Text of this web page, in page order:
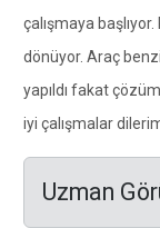
çalışmaya başlıyor.
dönüyor. Araç
yapıldı fakat
iyi çalışmalar
Uzman